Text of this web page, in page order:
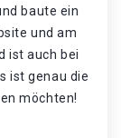
baute ein
und am
ist auch bei
ist genau die
möchten!